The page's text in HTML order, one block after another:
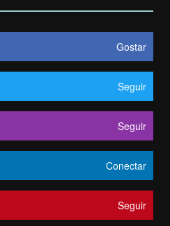
Gostar
Seguir
Seguir
Conectar
Seguir